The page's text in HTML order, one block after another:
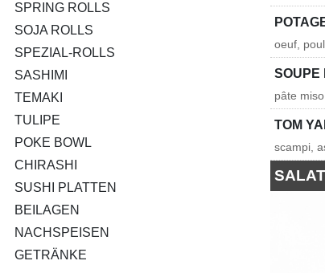
SPRING ROLLS
SOJA ROLLS
SPEZIAL-ROLLS
SASHIMI
TEMAKI
TULIPE
POKE BOWL
CHIRASHI
SUSHI PLATTEN
BEILAGEN
NACHSPEISEN
GETRÄNKE
oeuf,
SOUPE
pâte
TOM
scampi,